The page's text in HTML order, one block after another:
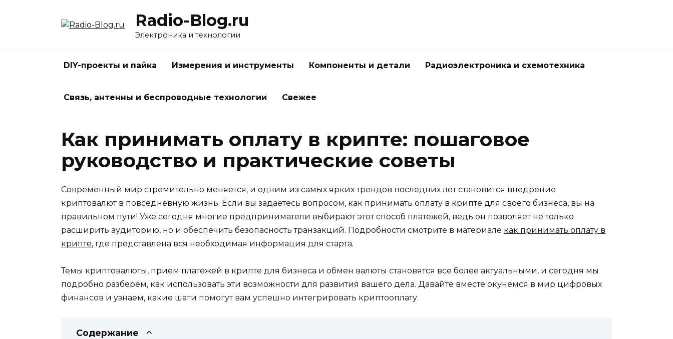
Radio-Blog.ru
Электроника и технологии
DIY-проекты и пайка Измерения и инструменты Компоненты и детали Радиоэлектроника и схемотехника
Связь, антенны и беспроводные технологии Свежее
Как принимать оплату в крипте: пошаговое
руководство и практические советы
Современный мир стремительно меняется, и одним из самых ярких трендов последних лет становится внедрение
криптовалют в повседневную жизнь. Если вы задаетесь вопросом, как принимать оплату в крипте для своего бизнеса, вы на
правильном пути! Уже сегодня многие предприниматели выбирают этот способ платежей, ведь он позволяет не только
расширить аудиторию, но и обеспечить безопасность транзакций. Подробности смотрите в материале как принимать оплату в
крипте, где представлена вся необходимая информация для старта.
Темы криптовалюты, прием платежей в крипте для бизнеса и обмен валюты становятся все более актуальными, и сегодня мы
подробно разберем, как использовать эти возможности для развития вашего дела. Давайте вместе окунемся в мир цифровых
финансов и узнаем, какие шаги помогут вам успешно интегрировать криптооплату.
Содержание